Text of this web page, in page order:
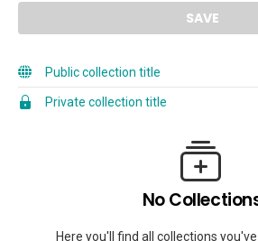
Public collection title
Private collection title
No
Here you'll find all collections